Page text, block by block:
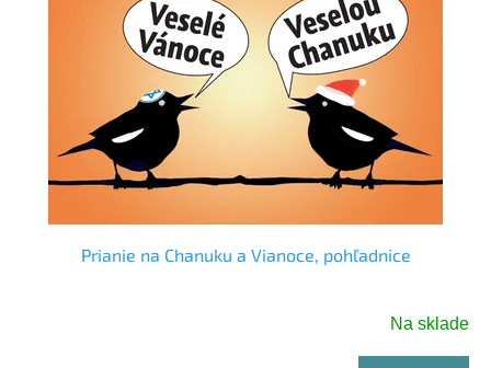
Prianie na Chanuku a Vianoce, pohľadnice
Na sklade